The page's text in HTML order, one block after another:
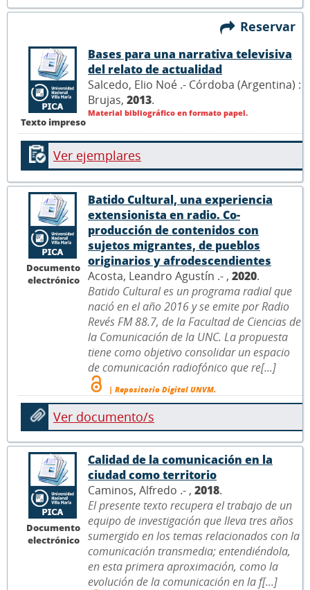
Reservar
Texto impreso
Bases para una narrativa televisiva
del relato de actualidad
Salcedo, Elio Noé .- Córdoba (Argentina) :
Brujas, 2013.
Material bibliográfico en formato papel.
Ver ejemplares
Documento
electrónico
Batido Cultural, una experiencia
extensionista en radio. Co-
producción de contenidos con
sujetos migrantes, de pueblos
originarios y afrodescendientes
Acosta, Leandro Agustín .- , 2020.
Batido Cultural es un programa radial que
nació en el año 2016 y se emite por Radio
Revés FM 88.7, de la Facultad de Ciencias de
la Comunicación de la UNC. La propuesta
tiene como objetivo consolidar un espacio
de comunicación radiofónico que re[...]
| Repositorio Digital UNVM.
Ver documento/s
Documento
electrónico
Calidad de la comunicación en la
ciudad como territorio
Caminos, Alfredo .- , 2018.
El presente texto recupera el trabajo de un
equipo de investigación que lleva tres años
sumergido en los temas relacionados con la
comunicación transmedia; entendiéndola,
en esta primera aproximación, como la
evolución de la comunicación en la f[...]